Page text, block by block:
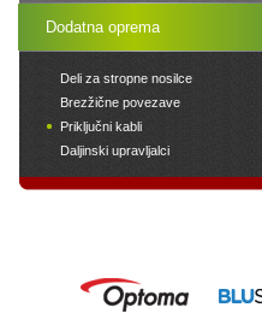
Dodatna oprema
Deli za stropne nosilce
Brezžične povezave
Priključni kabli
Daljinski upravljalci